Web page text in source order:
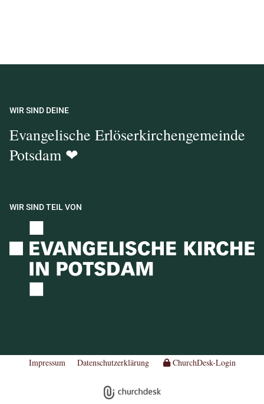
WIR SIND DEINE
Evangelische Erlöserkirchengemeinde
Potsdam ❤
WIR SIND TEIL VON
Impressum Datenschutzerklärung ChurchDesk-Login